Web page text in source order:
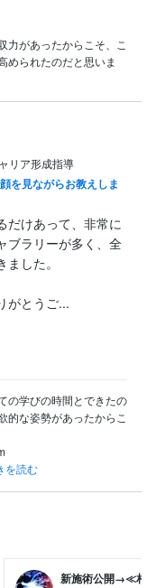
力があったからこそ、こ
められたのだと思いま
リア形成指導
を見ながらお教えしま
だけあって、非常に
ブラリーが多く、全
した。
がとうご...
の学びの時間とできたの
的な姿勢があったからこ
を読む
新施術公開→≪相